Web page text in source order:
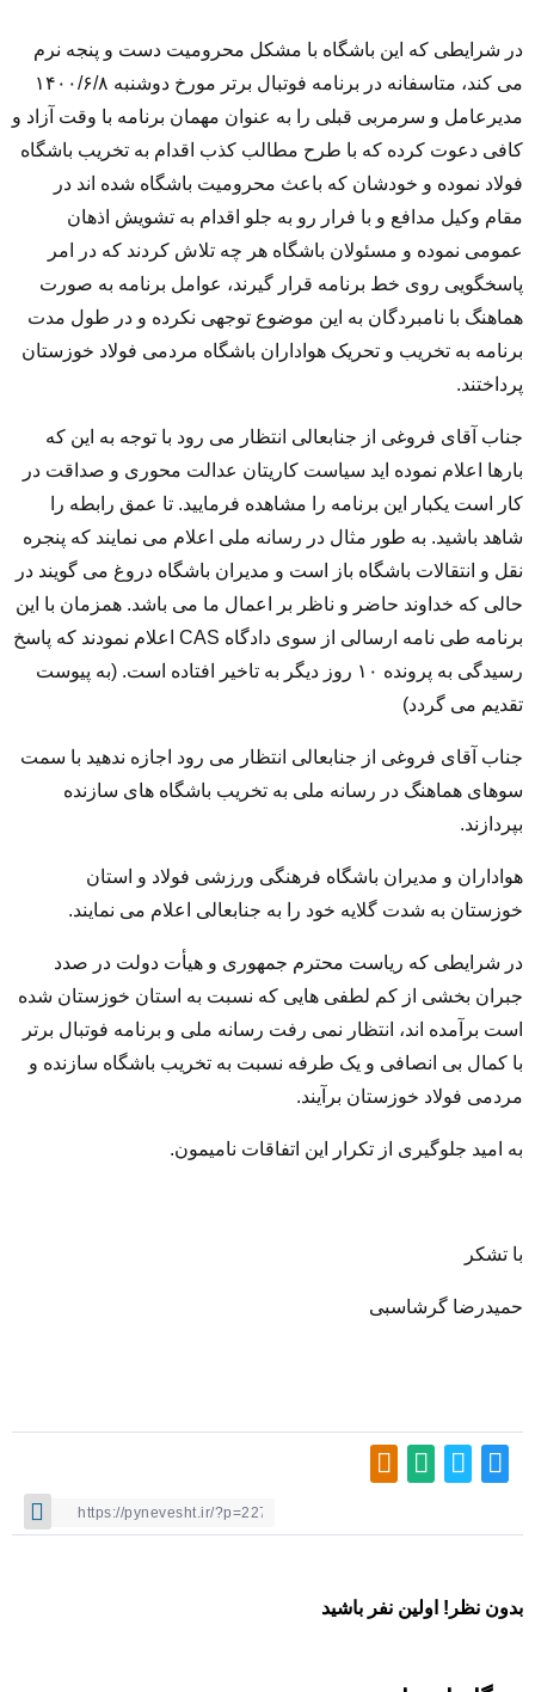
در شرایطی که این باشگاه با مشکل محرومیت دست و پنجه نرم
می کند، متاسفانه در برنامه فوتبال برتر مورخ دوشنبه ۱۴۰۰/۶/۸
مدیرعامل و سرمربی قبلی را به عنوان مهمان برنامه با وقت آزاد و
کافی دعوت کرده که با طرح مطالب کذب اقدام به تخریب باشگاه
فولاد نموده و خودشان که باعث محرومیت باشگاه شده اند در
مقام وکیل مدافع و با فرار رو به جلو اقدام به تشویش اذهان
عمومی نموده و مسئولان باشگاه هر چه تلاش کردند که در امر
پاسخگویی روی خط برنامه قرار گیرند، عوامل برنامه به صورت
هماهنگ با نامبردگان به این موضوع توجهی نکرده و در طول مدت
برنامه به تخریب و تحریک هواداران باشگاه مردمی فولاد خوزستان
پرداختند.
جناب آقای فروغی از جنابعالی انتظار می رود با توجه به این که
بارها اعلام نموده اید سیاست کاریتان عدالت محوری و صداقت در
کار است یکبار این برنامه را مشاهده فرمایید. تا عمق رابطه را
شاهد باشید. به طور مثال در رسانه ملی اعلام می نمایند که پنجره
نقل و انتقالات باشگاه باز است و مدیران باشگاه دروغ می گویند در
حالی که خداوند حاضر و ناظر بر اعمال ما می باشد. همزمان با این
برنامه طی نامه ارسالی از سوی دادگاه CAS اعلام نمودند که پاسخ
رسیدگی به پرونده ۱۰ روز دیگر به تاخیر افتاده است. (به پیوست
تقدیم می گردد)
جناب آقای فروغی از جنابعالی انتظار می رود اجازه ندهید با سمت
سوهای هماهنگ در رسانه ملی به تخریب باشگاه های سازنده
بپردازند.
هواداران و مدیران باشگاه فرهنگی ورزشی فولاد و استان
خوزستان به شدت گلایه خود را به جنابعالی اعلام می نمایند.
در شرایطی که ریاست محترم جمهوری و هیأت دولت در صدد
جبران بخشی از کم لطفی هایی که نسبت به استان خوزستان شده
است برآمده اند، انتظار نمی رفت رسانه ملی و برنامه فوتبال برتر
با کمال بی انصافی و یک طرفه نسبت به تخریب باشگاه سازنده و
مردمی فولاد خوزستان برآیند.
به امید جلوگیری از تکرار این اتفاقات نامیمون.
با تشکر
حمیدرضا گرشاسبی
بدون نظر! اولین نفر باشید